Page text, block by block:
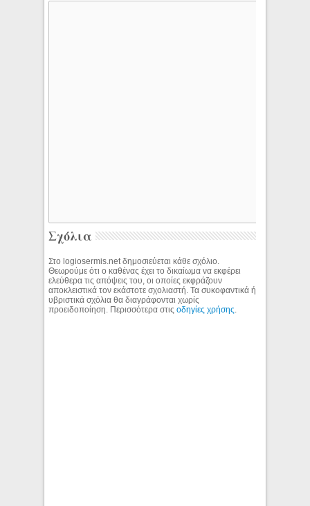
Σχόλια
Στο logiosermis.net δημοσιεύεται κάθε σχόλιο.
Θεωρούμε ότι ο καθένας έχει το δικαίωμα να εκφέρει
ελεύθερα τις απόψεις του, οι οποίες εκφράζουν
αποκλειστικά τον εκάστοτε σχολιαστή. Τα συκοφαντικά ή
υβριστικά σχόλια θα διαγράφονται χωρίς
προειδοποίηση. Περισσότερα στιςοδηγίες χρήσης.